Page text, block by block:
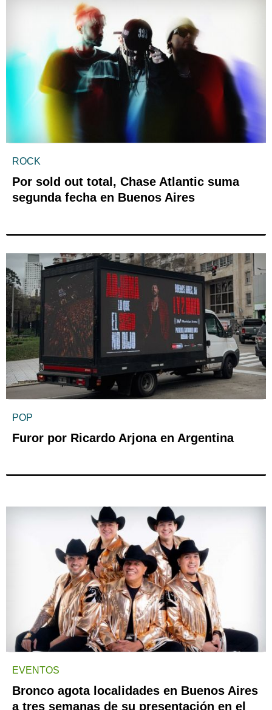
ROCK
Por sold out total, Chase Atlantic suma
segunda fecha en Buenos Aires
POP
Furor por Ricardo Arjona en Argentina
EVENTOS
Bronco agota localidades en Buenos Aires
a tres semanas de su presentación en el